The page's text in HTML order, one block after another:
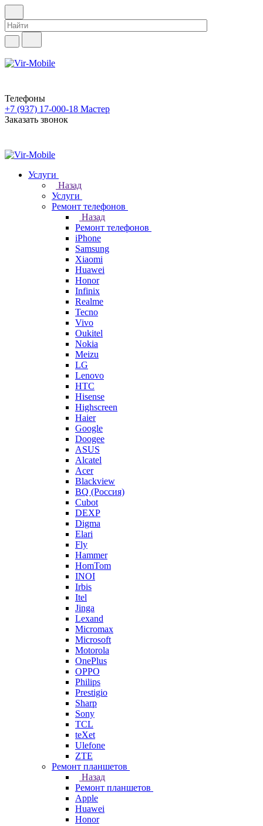
Телефоны
+7 (937) 17-000-18 Мастер
Заказать звонок
Услуги
Назад
Услуги
Ремонт телефонов
Назад
Ремонт телефонов
iPhone
Samsung
Xiaomi
Huawei
Honor
Infinix
Realme
Tecno
Vivo
Oukitel
Nokia
Meizu
LG
Lenovo
HTC
Hisense
Highscreen
Haier
Google
Doogee
ASUS
Alcatel
Acer
Blackview
BQ (Россия)
Cubot
DEXP
Digma
Elari
Fly
Hammer
HomTom
INOI
Irbis
Itel
Jinga
Lexand
Micromax
Microsoft
Motorola
OnePlus
OPPO
Philips
Prestigio
Sharp
Sony
TCL
teXet
Ulefone
ZTE
Ремонт планшетов
Назад
Ремонт планшетов
Apple
Huawei
Honor